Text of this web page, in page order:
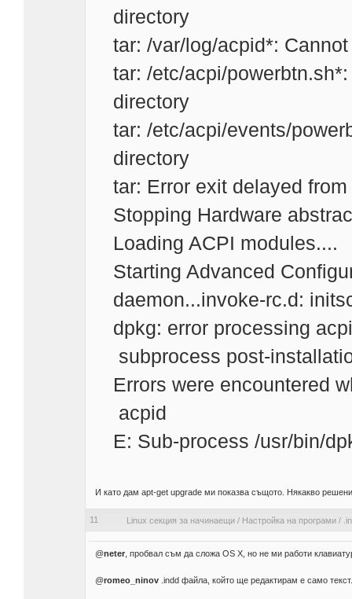
directory
tar: /var/log/acpid*:
tar: /etc/acpi/
directory
tar: /etc/acpi/events/
directory
tar: Error exit delayed
Stopping Hardware
Loading ACPI modules....
Starting Advanced
daemon...invoke-rc.d:
dpkg: error processing
subprocess post-
Errors were encountered
acpid
E: Sub-process /usr/bin/
И като дам apt-get upgrade ми показва същото. Някакво
11 Linux секция за начинаещи/ Настройка на програми/
@neter, пробвал съм да сложа OS X, но не ми работи
@romeo_ninov.indd файла, който ще редактирам е само текст.